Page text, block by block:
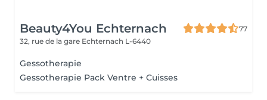
Beauty4You Echternach
77
32, rue de la gare Echternach L-6440
Gessotherapie
Gessotherapie Pack Ventre + Cuisses